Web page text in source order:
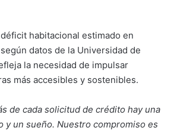
habitacional estimado en
según datos de la Universidad de
la necesidad de impulsar
más accesibles y sostenibles.
de cada solicitud de crédito hay una
y un sueño. Nuestro compromiso es